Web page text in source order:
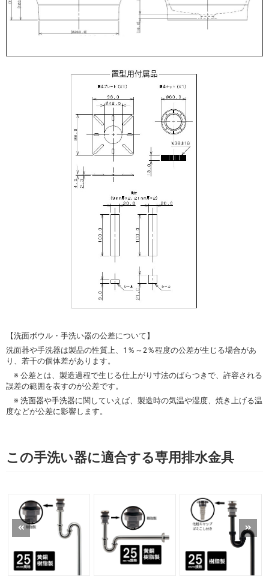
【洗面ボウル・手洗い器の公差について】
洗面器や手洗器は製品の性質上、1％～2％程度の公差が生じる場合があ
り、若干の個体差があります。
※ 公差とは、製造過程で生じる仕上がり寸法のばらつきで、許容される
誤差の範囲を表すのが公差です。
※ 洗面器や手洗器に関していえば、製造時の気温や湿度、焼き上げる温
度などが公差に影響します。